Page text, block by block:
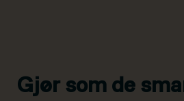
Gjør som de